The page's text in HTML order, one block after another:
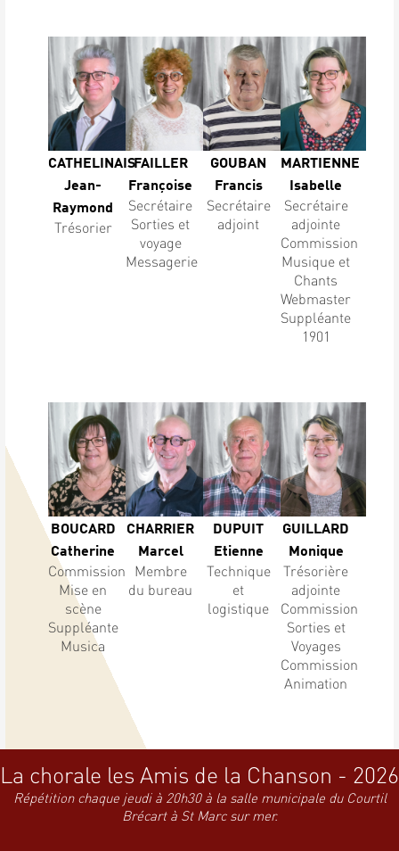
CATHELINAIS
Jean-
Raymond
Trésorier
FAILLER
Françoise
Secrétaire
Sorties et
voyage
Messagerie
GOUBAN
Francis
Secrétaire
adjoint
MARTIENNE
Isabelle
Secrétaire
adjointe
Commission
Musique et
Chants
Webmaster
Suppléante
1901
BOUCARD
Catherine
Commission
Mise en
scène
Suppléante
Musica
CHARRIER
Marcel
Membre
du bureau
DUPUIT
Etienne
Technique
et
logistique
GUILLARD
Monique
Trésorière
adjointe
Commission
Sorties et
Voyages
Commission
Animation
La chorale les Amis de la Chanson - 2026
Répétition chaque jeudi à 20h30 à la salle municipale du Courtil
Brécart à St Marc sur mer.